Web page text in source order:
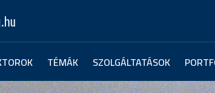
TÉMÁK SZOLGÁLTATÁSOK